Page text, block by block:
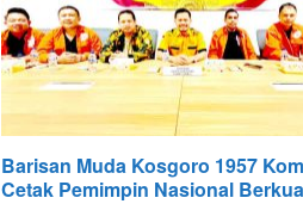
Barisan Muda Kosgoro 1957
Cetak Pemimpin Nasional